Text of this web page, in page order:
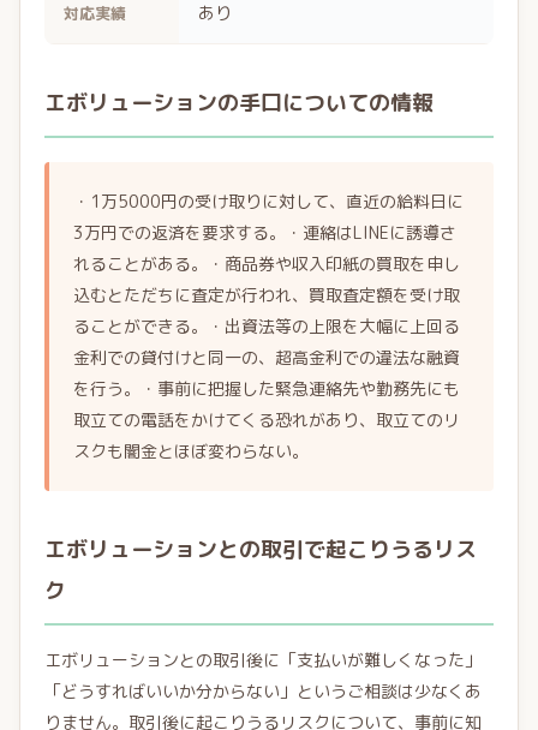
対応実績 あり
エボリューションの手口についての情報
・1万5000円の受け取りに対して、直近の給料日に
3万円での返済を要求する。・連絡はLINEに誘導さ
れることがある。・商品券や収入印紙の買取を申し
込むとただちに査定が行われ、買取査定額を受け取
ることができる。・出資法等の上限を大幅に上回る
金利での貸付けと同一の、超高金利での違法な融資
を行う。・事前に把握した緊急連絡先や勤務先にも
取立ての電話をかけてくる恐れがあり、取立てのリ
スクも闇金とほぼ変わらない。
エボリューションとの取引で起こりうるリス
ク
エボリューションとの取引後に「支払いが難しくなった」
「どうすればいいか分からない」というご相談は少なくあ
りません。取引後に起こりうるリスクについて、事前に知